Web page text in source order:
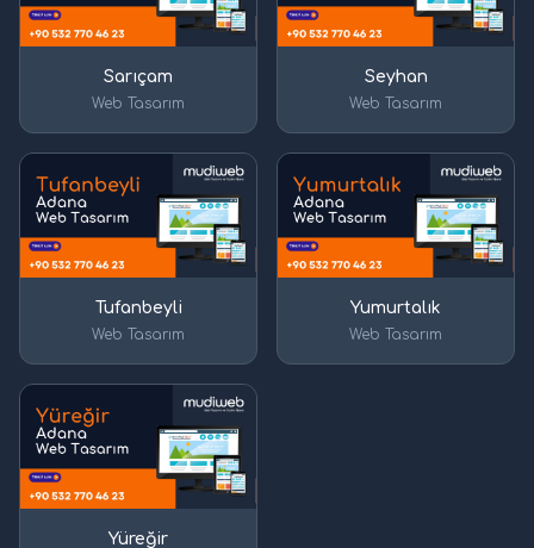
Sarıçam
Web Tasarım
Seyhan
Web Tasarım
Tufanbeyli
Web Tasarım
Yumurtalık
Web Tasarım
Yüreğir